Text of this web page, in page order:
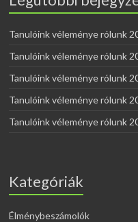
Tanulóink véleménye rólunk
Tanulóink véleménye rólunk
Tanulóink véleménye rólunk
Tanulóink véleménye rólunk
Tanulóink véleménye rólunk
Kategóriák
Élménybeszámolók